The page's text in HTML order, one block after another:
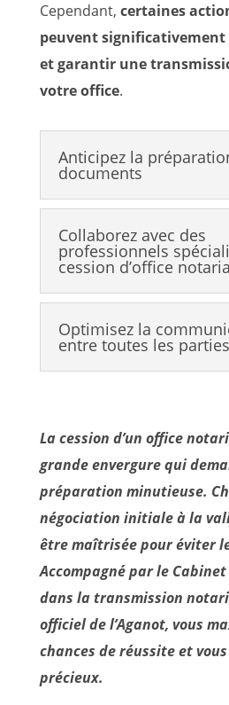
Cependant, certaines
peuvent significativement
et garantir une
votre office.
Anticipez la
documents
Collaborez avec des
professionnels
cession d’office
Optimisez la
entre toutes les parties
La cession d’un office
grande envergure qui
préparation minutieuse.
négociation initiale à la
être maîtrisée pour éviter
Accompagné par le
dans la transmission
officiel de l’Aganot, vous
chances de réussite et
précieux.